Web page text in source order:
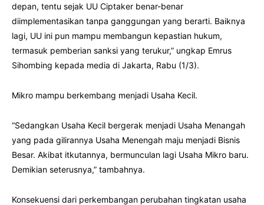
depan, tentu sejak UU Ciptaker benar-benar
diimplementasikan tanpa ganggungan yang berarti. Baiknya
lagi, UU ini pun mampu membangun kepastian hukum,
termasuk pemberian sanksi yang terukur,” ungkap Emrus
Sihombing kepada media di Jakarta, Rabu (1/3).
Mikro mampu berkembang menjadi Usaha Kecil.
“Sedangkan Usaha Kecil bergerak menjadi Usaha Menangah
yang pada gilirannya Usaha Menengah maju menjadi Bisnis
Besar. Akibat itkutannya, bermunculan lagi Usaha Mikro baru.
Demikian seterusnya,” tambahnya.
Konsekuensi dari perkembangan perubahan tingkatan usaha